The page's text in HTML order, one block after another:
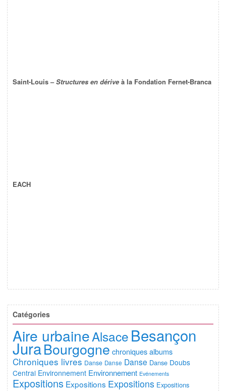
Saint-Louis –Structures en dérive à la Fondation Fernet-Branca
EACH
Catégories
Aire urbaineAlsace Besançon
JuraBourgogne chroniques albums
Chroniques livres Danse Danse Danse Danse Doubs
Central Environnement Environnement Evénements
Expositions Expositions Expositions Expositions